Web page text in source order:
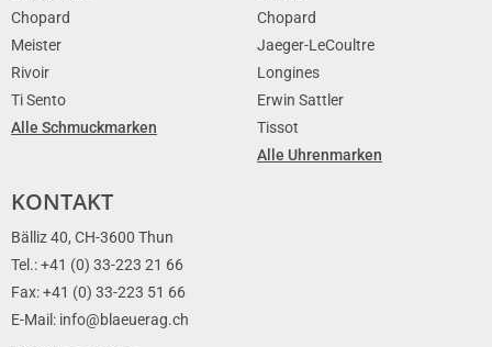
Chopard
Meister
Rivoir
Ti Sento
Alle Schmuckmarken
Chopard
Jaeger-LeCoultre
Longines
Erwin Sattler
Tissot
Alle Uhrenmarken
KONTAKT
Bälliz 40, CH-3600 Thun
Tel.: +41 (0) 33-223 21 66
Fax: +41 (0) 33-223 51 66
E-Mail: info@blaeuerag.ch